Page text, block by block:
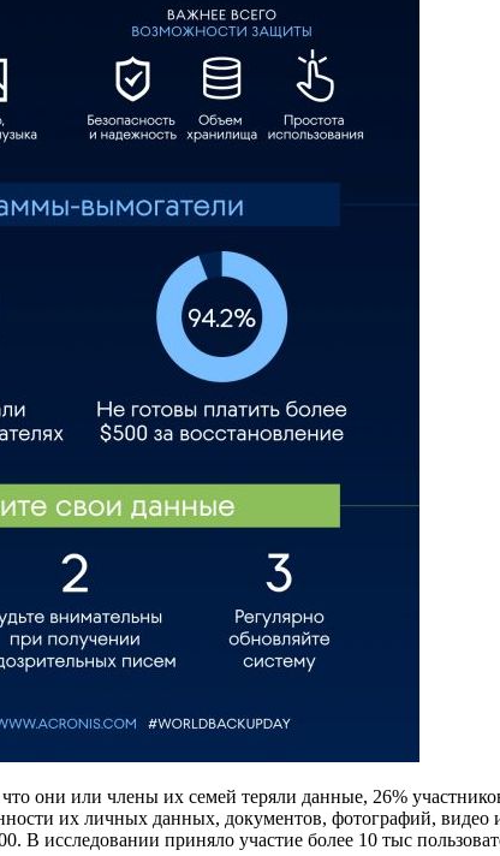
они или члены их семей теряли данные, 26%
их личных данных, документов, фотографий, видео
В исследовании приняло участие более 10 тыс